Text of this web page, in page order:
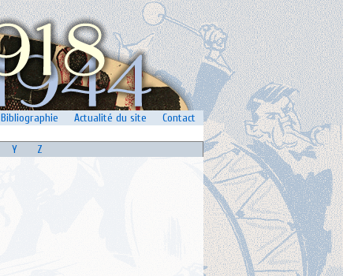
Bibliographie Actualité du site
Contact
Y Z